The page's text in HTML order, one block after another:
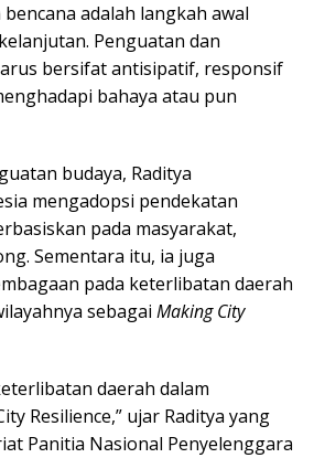
adalah langkah awal
Penguatan dan
bersifat antisipatif, responsif
bahaya atau pun
budaya, Raditya
mengadopsi pendekatan
pada masyarakat,
Sementara itu, ia juga
pada keterlibatan daerah
sebagai Making City
daerah dalam
Resilience,” ujar Raditya yang
Panitia Nasional Penyelenggara